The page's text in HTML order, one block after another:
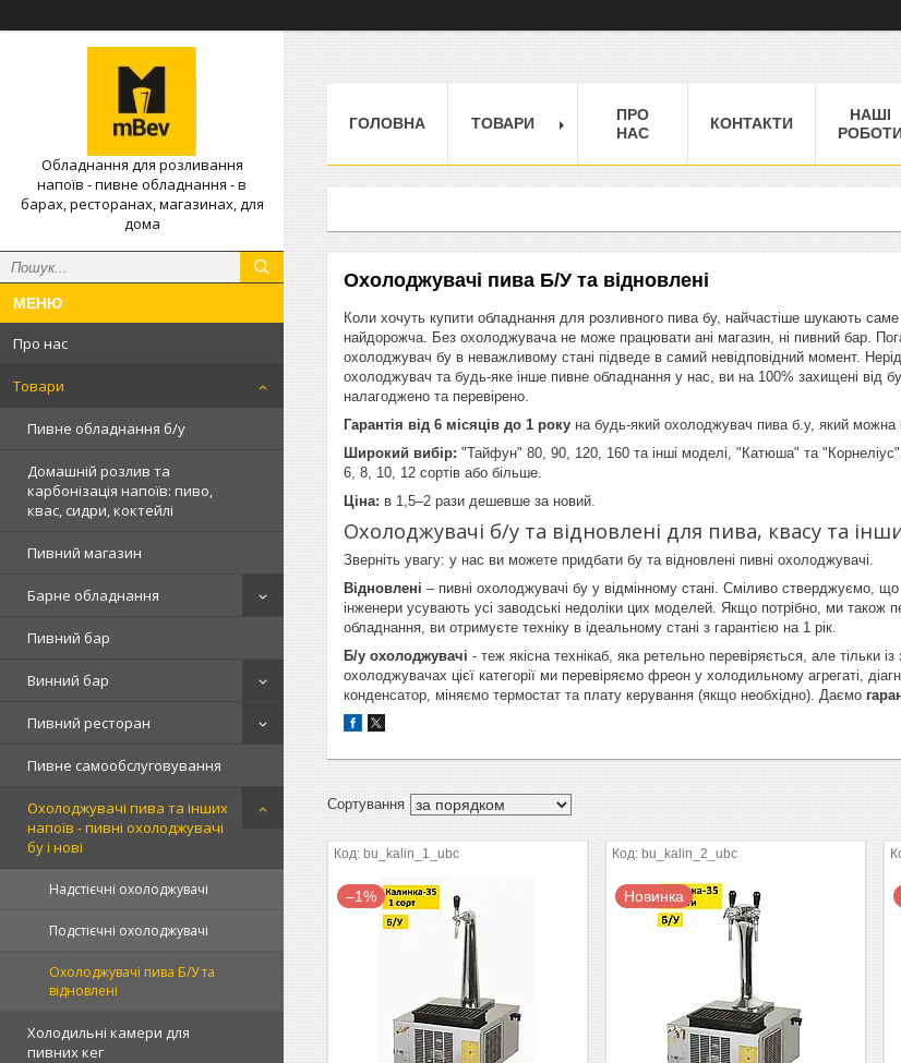
Обладнання для розливання
напоїв - пивне обладнання - в
барах, ресторанах, магазинах, для
дома
Про нас
Товари
Пивне обладнання б/у
Домашній розлив та
карбонізація напоїв: пиво,
квас, сидри, коктейлі
Пивний магазин
Барне обладнання
Пивний бар
Винний бар
Пивний ресторан
Пивне самообслуговування
Охолоджувачі пива та інших
напоїв - пивні охолоджувачі
бу і нові
Надстієчні охолоджувачі
Подстієчні охолоджувачі
Охолоджувачі пива Б/У та
відновлені
Холодильні камери для
пивних кег
ГОЛОВНА ТОВАРИ
ПРО
НАС
КОНТАКТИ
НАШІ
Охолоджувачі пива Б/У та відновлені
Коли хочуть купити обладнання для розливного пива бу, найчастіше шукають
найдорожча. Без охолоджувача не може працювати ані магазин, ні пивний бар.
охолоджувач бу в неважливому стані підведе в самий невідповідний момент.
охолоджувач та будь-яке інше пивне обладнання у нас, ви на 100% захищені від
налагоджено та перевірено.
Гарантія від 6 місяців до 1 року на будь-який охолоджувач пива б.у, який можна
Широкий вибір: "Тайфун" 80, 90, 120, 160 та інші моделі, "Катюша" та
6, 8, 10, 12 сортів або більше.
Ціна: в 1,5–2 рази дешевше за новий.
Охолоджувачі б/у та відновлені для пива, квасу та
Зверніть увагу: у нас ви можете придбати бу та відновлені пивні охолоджувачі.
Відновлені – пивні охолоджувачі бу у відмінному стані. Сміливо стверджуємо,
інженери усувають усі заводські недоліки цих моделей. Якщо потрібно, ми
обладнання, ви отримуєте техніку в ідеальному стані з гарантією на 1 рік.
Б/у охолоджувачі - теж якісна технікаб, яка ретельно перевіряється, але тільки
охолоджувачах цієї категорії ми перевіряємо фреон у холодильному агрегаті,
конденсатор, міняємо термостат та плату керування (якщо необхідно). Даємо
bu_kalin_1_ubc
–1%
bu_kalin_2_ubc
Новинка